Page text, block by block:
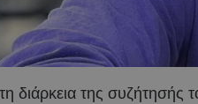
διάρκεια της